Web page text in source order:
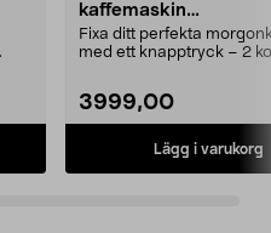
kaffemaskin
ECAM220.22.GB
Fixa ditt perfekta
med ett knapptryck – 2
3999,00
Lägg i varukorg